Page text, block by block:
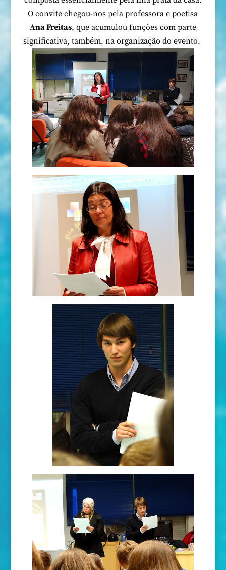
O convite chegou-nos pela professora e poetisa
Ana Freitas, que acumulou funções com parte
significativa, também, na organização do evento.